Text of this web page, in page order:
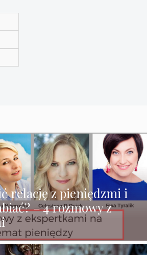
relację z pieniędzmi i
– 4 rozmowy z